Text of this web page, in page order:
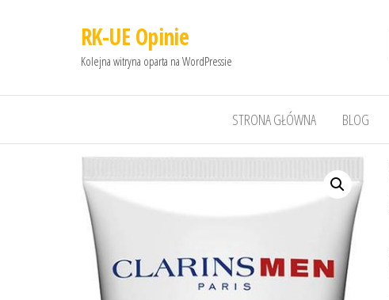
RK-UE Opinie
Kolejna witryna oparta na WordPressie
STRONA GŁÓWNA BLOG